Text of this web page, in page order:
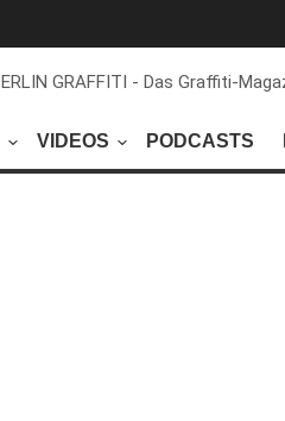
VIDEOS PODCASTS